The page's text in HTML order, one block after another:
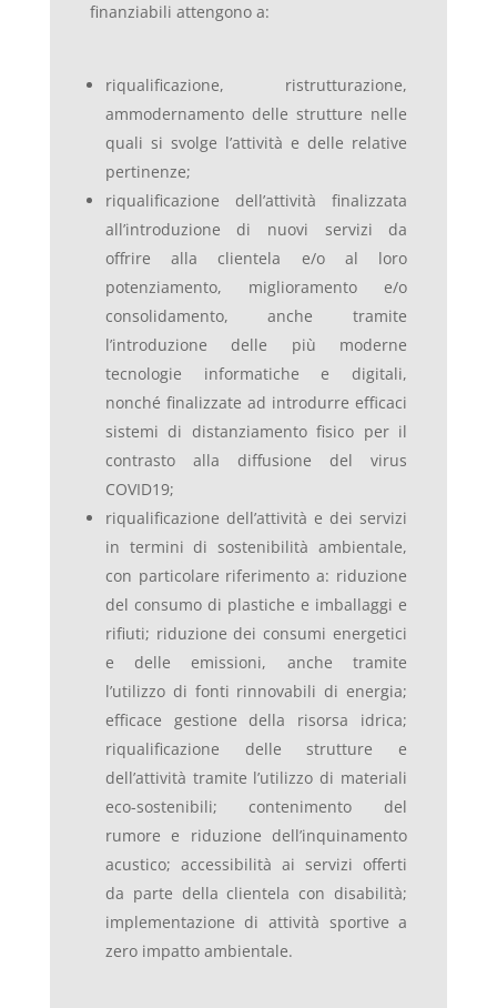
finanziabili attengono a:
riqualificazione, ristrutturazione,
ammodernamento delle strutture nelle
quali si svolge l’attività e delle relative
pertinenze;
riqualificazione dell’attività finalizzata
all’introduzione di nuovi servizi da
offrire alla clientela e/o al loro
potenziamento, miglioramento e/o
consolidamento, anche tramite
l’introduzione delle più moderne
tecnologie informatiche e digitali,
nonché finalizzate ad introdurre efficaci
sistemi di distanziamento fisico per il
contrasto alla diffusione del virus
COVID19;
riqualificazione dell’attività e dei servizi
in termini di sostenibilità ambientale,
con particolare riferimento a: riduzione
del consumo di plastiche e imballaggi e
rifiuti; riduzione dei consumi energetici
e delle emissioni, anche tramite
l’utilizzo di fonti rinnovabili di energia;
efficace gestione della risorsa idrica;
riqualificazione delle strutture e
dell’attività tramite l’utilizzo di materiali
eco-sostenibili; contenimento del
rumore e riduzione dell’inquinamento
acustico; accessibilità ai servizi offerti
da parte della clientela con disabilità;
implementazione di attività sportive a
zero impatto ambientale.